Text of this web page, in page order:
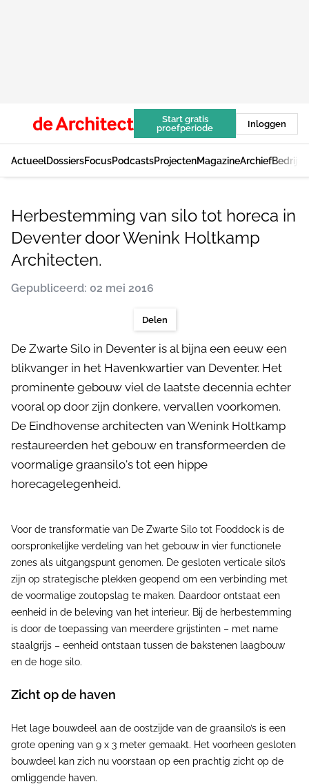
Start gratis
proefperiode
Inloggen
ActueelDossiersFocusPodcastsProjectenMagazineArchief
Herbestemming van silo tot horeca in
Deventer door Wenink Holtkamp
Architecten.
Gepubliceerd: 02 mei 2016
Delen
De Zwarte Silo in Deventer is al bijna een eeuw een
blikvanger in het Havenkwartier van Deventer. Het
prominente gebouw viel de laatste decennia echter
vooral op door zijn donkere, vervallen voorkomen.
De Eindhovense architecten van Wenink Holtkamp
restaureerden het gebouw en transformeerden de
voormalige graansilo's tot een hippe
horecagelegenheid.
Voor de transformatie van De Zwarte Silo tot Fooddock is de
oorspronkelijke verdeling van het gebouw in vier functionele
zones als uitgangspunt genomen. De gesloten verticale silo’s
zijn op strategische plekken geopend om een verbinding met
de voormalige zoutopslag te maken. Daardoor ontstaat een
eenheid in de beleving van het interieur. Bij de herbestemming
is door de toepassing van meerdere grijstinten – met name
staalgrijs – eenheid ontstaan tussen de bakstenen laagbouw
en de hoge silo.
Zicht op de haven
Het lage bouwdeel aan de oostzijde van de graansilo’s is een
grote opening van 9 x 3 meter gemaakt. Het voorheen gesloten
bouwdeel kan zich nu voorstaan op een prachtig zicht op de
omliggende haven.